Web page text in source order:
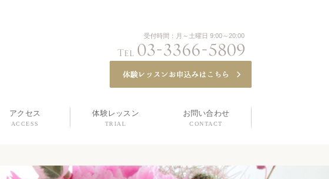
受付時間：月～土曜日 9:00～20:00
アクセス
ACCESS
体験レッスン
TRIAL
お問い合わせ
CONTACT